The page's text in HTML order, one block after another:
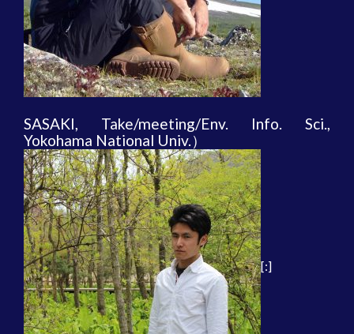
SASAKI, Take/meeting/Env. Info. Sci.,
Yokohama National Univ.）
[:]